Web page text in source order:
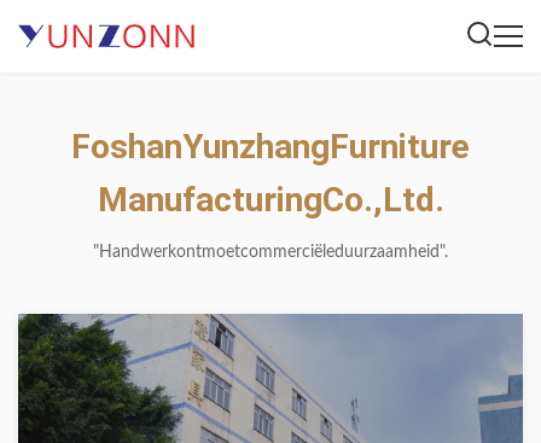
FoshanYunzhangFurniture
ManufacturingCo.,Ltd.
"Handwerkontmoetcommerciëleduurzaamheid".